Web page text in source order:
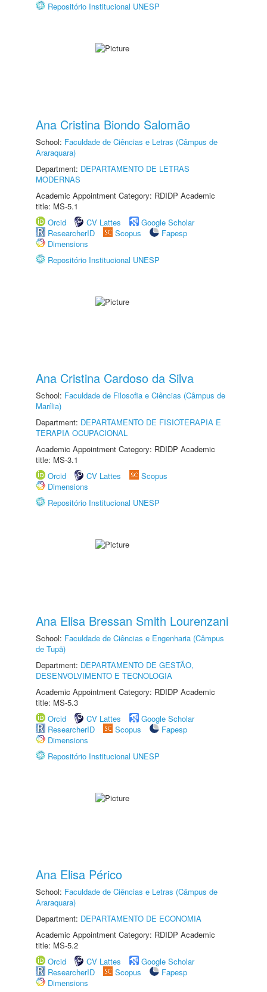
Repositório Institucional UNESP
Ana Cristina Biondo Salomão
School: Faculdade de Ciências e Letras (Câmpus de
Araraquara)
Department: DEPARTAMENTO DE LETRAS
MODERNAS
Academic Appointment Category: RDIDP Academic
title: MS-5.1
Orcid
CV Lattes
Google Scholar
ResearcherID
Scopus
Fapesp
Dimensions
Repositório Institucional UNESP
Ana Cristina Cardoso da Silva
School: Faculdade de Filosofia e Ciências (Câmpus de
Marília)
Department: DEPARTAMENTO DE FISIOTERAPIA E
TERAPIA OCUPACIONAL
Academic Appointment Category: RDIDP Academic
title: MS-3.1
Orcid
CV Lattes
Scopus
Dimensions
Repositório Institucional UNESP
Ana Elisa Bressan Smith Lourenzani
School: Faculdade de Ciências e Engenharia (Câmpus
de Tupã)
Department: DEPARTAMENTO DE GESTÃO,
DESENVOLVIMENTO E TECNOLOGIA
Academic Appointment Category: RDIDP Academic
title: MS-5.3
Orcid
CV Lattes
Google Scholar
ResearcherID
Scopus
Fapesp
Dimensions
Repositório Institucional UNESP
Ana Elisa Périco
School: Faculdade de Ciências e Letras (Câmpus de
Araraquara)
Department: DEPARTAMENTO DE ECONOMIA
Academic Appointment Category: RDIDP Academic
title: MS-5.2
Orcid
CV Lattes
Google Scholar
ResearcherID
Scopus
Fapesp
Dimensions